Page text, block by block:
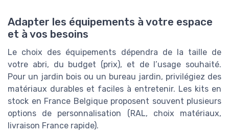
Adapter les équipements à votre espace
et à vos besoins
Le choix des équipements dépendra de la taille de
votre abri, du budget (prix), et de l’usage souhaité.
Pour un jardin bois ou un bureau jardin, privilégiez des
matériaux durables et faciles à entretenir. Les kits en
stock en France Belgique proposent souvent plusieurs
options de personnalisation (RAL, choix matériaux,
livraison France rapide).